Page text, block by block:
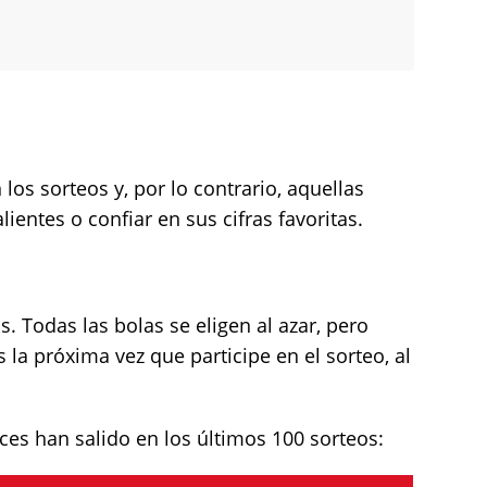
sorteos y, por lo contrario, aquellas
o confiar en sus cifras favoritas.
Todas las bolas se eligen al azar, pero
próxima vez que participe en el sorteo, al
han salido en los últimos 100 sorteos: